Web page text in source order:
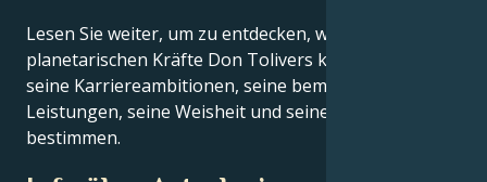
Lesen Sie weiter, um zu entdecken, wie die
planetarischen Kräfte Don Tolivers kreatives Genie,
seine Karriereambitionen, seine bemerkenswerten
Leistungen, seine Weisheit und seinen Witz
bestimmen.